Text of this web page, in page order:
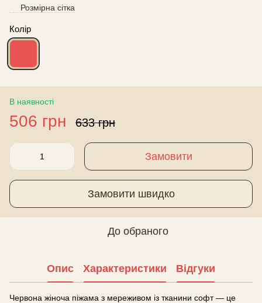
Розмірна сітка
Колір
В наявності
506 грн 633 грн
Замовити
Замовити швидко
До обраного
Опис Характеристики Відгуки
Червона жіноча піжама з мереживом із тканини софт — це